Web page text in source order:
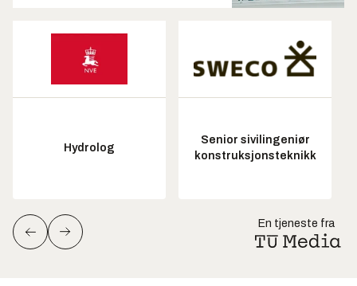
Hydrolog
Senior sivilingeniør
konstruksjonsteknikk
En tjeneste fra